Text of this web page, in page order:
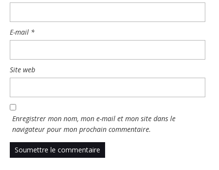
E-mail *
Site web
Enregistrer mon nom, mon e-mail et mon site dans le
navigateur pour mon prochain commentaire.